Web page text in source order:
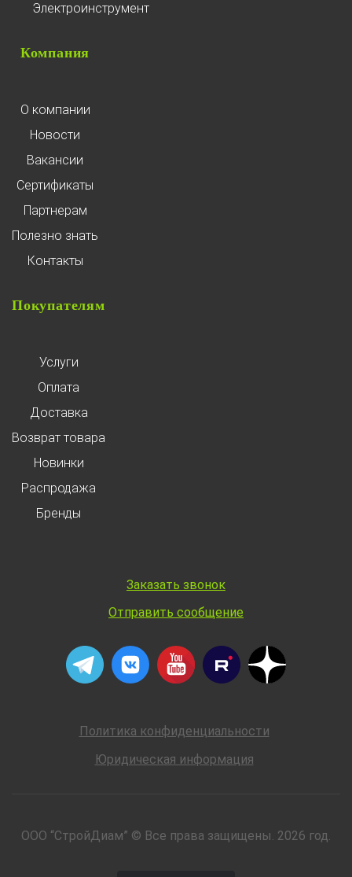
Электроинструмент
Компания
О компании
Новости
Вакансии
Сертификаты
Партнерам
Полезно знать
Контакты
Покупателям
Услуги
Оплата
Доставка
Возврат товара
Новинки
Распродажа
Бренды
Заказать звонок
Отправить сообщение
Политика конфиденциальности
Юридическая информация
ООО “СтройДиам” © Все права защищены. 2026 год.